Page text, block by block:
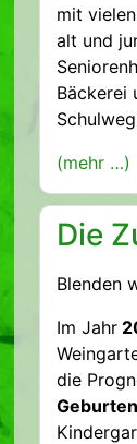
mit
alt und
Bäckerei
(mehr …)
Die
Blenden
Im Jahr
die